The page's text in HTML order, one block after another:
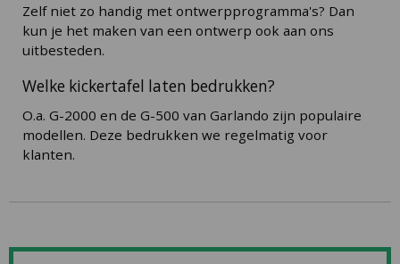
Zelf niet zo handig met ontwerpprogramma's? Dan
kun je het maken van een ontwerp ook aan ons
uitbesteden.
Welke kickertafel laten bedrukken?
O.a. G-2000 en de G-500 van Garlando zijn populaire
modellen. Deze bedrukken we regelmatig voor
klanten.